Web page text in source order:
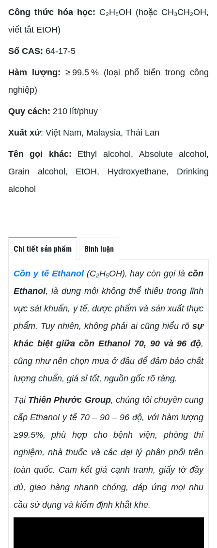
Công thức hóa học: C₂H₅OH (hoặc CH₃CH₂OH,
viết tắt EtOH)
Số CAS: 64‑17‑5
Hàm lượng: ≥ 99.5 % (loại phổ biến trong công
nghiệp)
Quy cách: 210 lít/phuy
Xuất xứ: Việt Nam, Malaysia, Thái Lan
Tên gọi khác: Ethyl alcohol, Absolute alcohol,
Grain alcohol, EtOH, Hydroxyethane, Drinking
alcohol
Chi tiết sản phẩm Bình luận
Cồn y tế Ethanol(C₂H₅OH), hay còn gọi làcồn
Ethanol, là dung môi không thể thiếu trong lĩnh
vực sát khuẩn, y tế, dược phẩm và sản xuất thực
phẩm. Tuy nhiên, không phải ai cũng hiểu rõsự
khác biệt giữa cồn Ethanol 70, 90 và 96 độ,
cũng như nên chọn mua ở đâu để đảm bảo chất
lượng chuẩn, giá sỉ tốt, nguồn gốc rõ ràng.
Tại Thiên Phước Group, chúng tôi chuyên cung
cấp Ethanol y tế 70 – 90 – 96 độ, với hàm lượng
≥99.5%, phù hợp cho bệnh viện, phòng thí
nghiệm, nhà thuốc và các đại lý phân phối trên
toàn quốc. Cam kết giá cạnh tranh, giấy tờ đầy
đủ, giao hàng nhanh chóng, đáp ứng mọi nhu
cầu sử dụng và kiểm định khắt khe.